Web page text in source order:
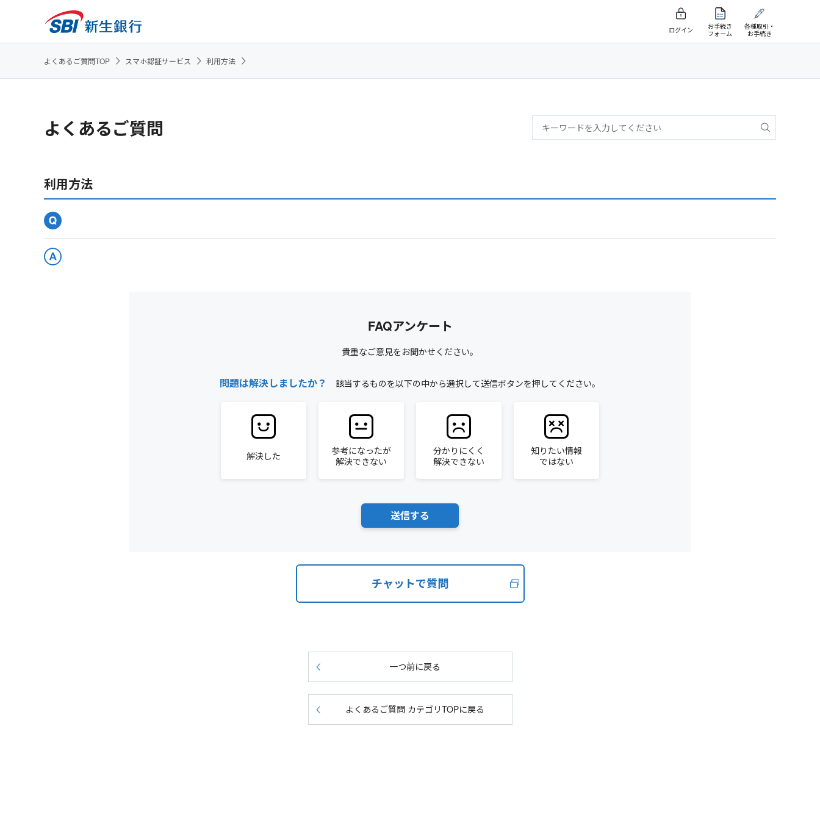
ログイン
お手続き
フォーム
各種取引・
お手続き
よくあるご質問TOP スマホ認証サービス 利用方法
よくあるご質問
利用方法
FAQアンケート
貴重なご意見をお聞かせください。
問題は解決しましたか？ 該当するものを以下の中から選択して送信ボタンを押してください。
解決した
参考になったが
解決できない
分かりにくく
解決できない
知りたい情報
ではない
チャットで質問
一つ前に戻る
よくあるご質問 カテゴリTOPに戻る